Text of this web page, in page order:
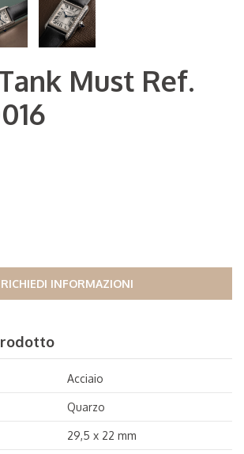
Must Ref.
RICHIEDI INFORMAZIONI
Acciaio
Quarzo
29,5 x 22 mm